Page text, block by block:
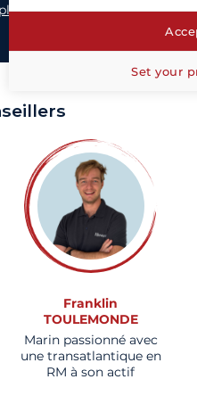
Franklin
TOULEMONDE
Marin passionné avec
une transatlantique en
RM à son actif
Set your